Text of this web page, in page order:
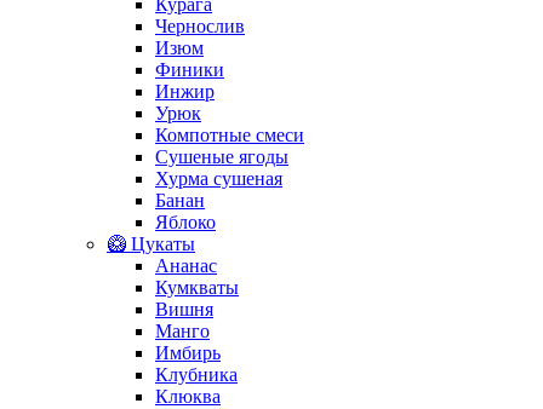
Курага
Чернослив
Изюм
Финики
Инжир
Урюк
Компотные смеси
Сушеные ягоды
Хурма сушеная
Банан
Яблоко
🥝 Цукаты
Ананас
Кумкваты
Вишня
Манго
Имбирь
Клубника
Клюква